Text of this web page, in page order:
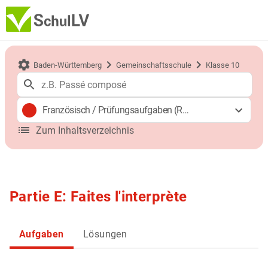
Baden-Württemberg Gemeinschaftsschule Klasse 10
Französisch / Prüfungsaufgaben (Realschulabschluss)
Zum Inhaltsverzeichnis
Partie E: Faites l'interprète
Aufgaben Lösungen